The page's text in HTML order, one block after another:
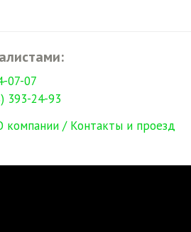
07-07
393-24-93
компании / Контакты и проезд